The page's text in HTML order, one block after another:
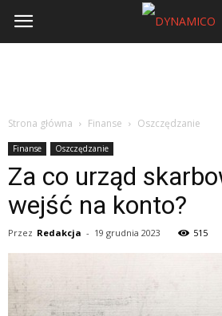
Strona główna Finanse Oszczędzanie
Finanse Oszczędzanie
Za co urząd
wejść na konto?
Przez Redakcja - 19 grudnia 2023 515